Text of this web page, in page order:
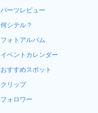
パーツレビュー
何シテル？
フォトアルバム
イベントカレンダー
おすすめスポット
クリップ
フォロワー